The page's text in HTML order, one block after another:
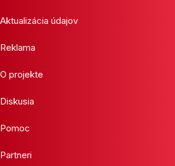
Aktualizácia údajov
Reklama
O projekte
Diskusia
Pomoc
Partneri